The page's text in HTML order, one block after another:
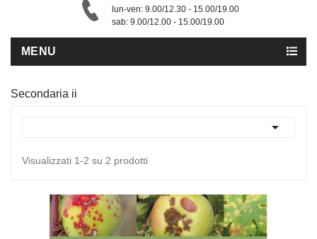
lun-ven: 9.00/12.30 - 15.00/19.00
sab: 9.00/12.00 - 15.00/19.00
MENU
Secondaria ii

Visualizzati 1-2 su 2 prodotti